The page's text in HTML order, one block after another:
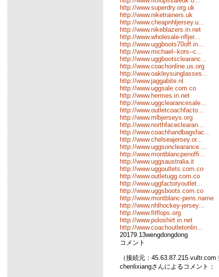
http://www.superdry.org.uk
http://www.niketrainers.uk
http://www.cheapnhljersey.u...
http://www.nikeblazers.in.net
http://www.wholesale-nfljer...
http://www.uggboots70off.in...
http://www.michael--kors--c...
http://www.uggbootsclearanc...
http://www.coachonline.us.org
http://www.oakleysunglasses...
http://www.jaggabite.nl
http://www.uggsale.com.co
http://www.hermes.in.net
http://www.uggclearancesale...
http://www.outletcoachfacto...
http://www.mlbjerseys.org
http://www.northfaceclearan...
http://www.coachhandbagsfac...
http://www.chelseajersey.or...
http://www.uggsonclearance....
http://www.montblancpenoffi...
http://www.uggsaustralia.it
http://www.uggoutlets.com.co
http://www.outletugg.com.co
http://www.uggfactoryoutlet...
http://www.uggsboots.com.co
http://www.montblanc-pens.name
http://www.nhlhockey-jersey...
http://www.fitflops.org
http://www.poloshirt.in.net
http://www.coachoutletonlin...
20179.13wengdongdong
コメント
（接続元：
chenlixiangさんによるコメント：